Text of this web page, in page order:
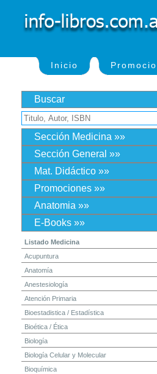
Inicio
Buscar
Sección Medicina »»
Sección General »»
Mat. Didáctico »»
Promociones »»
Anatomia »»
E-Books »»
Listado Medicina
Acupuntura
Anatomía
Anestesiología
Atención Primaria
Bioestadistica / Estadística
Bioética / Ética
Biología
Biología Celular y Molecular
Bioquímica